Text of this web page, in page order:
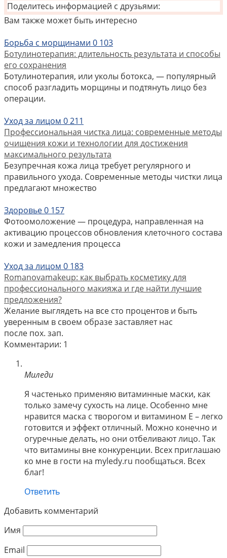
Поделитесь информацией с друзьями:
Вам также может быть интересно
Борьба с морщинами 0 103
Ботулинотерапия: длительность результата и способы
его сохранения
Ботулинотерапия, или уколы ботокса, — популярный
способ разгладить морщины и подтянуть лицо без
операции.
Уход за лицом 0211
Профессиональная чистка лица: современные методы
очищения кожи и технологии для достижения
максимального результата
Безупречная кожа лица требует регулярного и
правильного ухода. Современные методы чистки лица
предлагают множество
Здоровье0 157
Фотоомоложение — процедура, направленная на
активацию процессов обновления клеточного состава
кожи и замедления процесса
Уход за лицом 0 183
Romanovamakeup: как выбрать косметику для
профессионального макияжа и где найти лучшие
предложения?
Желание выглядеть на все сто процентов и быть
уверенным в своем образе заставляет нас
после пох. зап.
Комментарии: 1
Миледи
Я частенько применяю витаминные маски, как
только замечу сухость на лице. Особенно мне
нравится маска с творогом и витамином Е – легко
готовится и эффект отличный. Можно конечно и
огуречные делать, но они отбеливают лицо. Так
что витамины вне конкуренции. Всех приглашаю
ко мне в гости на myledy.ru пообщаться. Всех
благ!
Ответить
Добавить комментарий
Имя
Email